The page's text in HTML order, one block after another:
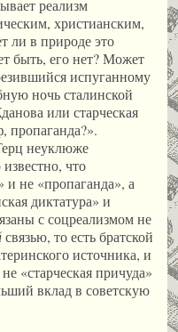
реализм
христианским,
ли в природе это
быть, его нет? Может
испуганному
ночь сталинской
или старческая
пропаганда?».
неуклюже
что
не «пропаганда», а
диктатура» и
с соцреализмом не
связью, то есть братской
источника, и
«старческая причуда»
вклад в советскую